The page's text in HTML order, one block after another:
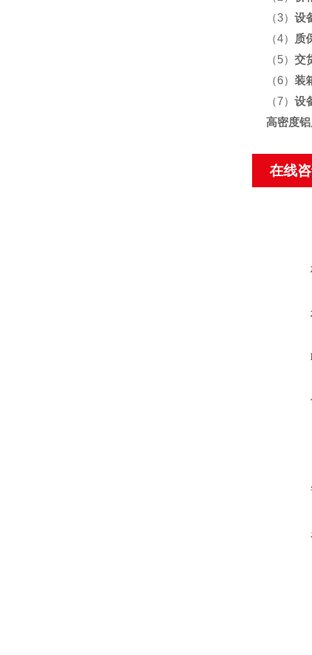
（3） 设
（4）
质
（5） 交
（6） 装
（7） 设
高密度
在线